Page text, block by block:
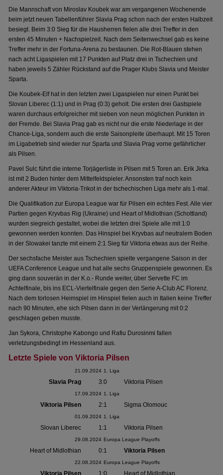
Die Mannschaft von Miroslav Koubek war am vergangenen Wochenende
beim jetzt neuen Tabellenführer Slavia Prag schon nach der ersten Halbzeit
besiegt. Beim 3:0 Sieg für die Hausherren fielen alle drei Treffer in den
ersten 45 Minuten + Nachspielzeit. Nach dem Seitenwechsel gab es keine
Treffer mehr in der Fortuna-Arena zu bestaunen. Die Rot-Blauen stehen
nach acht Ligaspielen mit 17 Punkten auf Platz drei in Tschechien und
haben jeweils 5 Zähler Rückstand auf die Prager Klubs Slavia und Meister
Sparta.
Die Koubek-Elf hat in den letzten zwei Ligaspielen nur einen Punkt bei
Slovan Liberec (1:1) und in Prag (0:3) geholt. Die ersten drei Gastspiele
waren durchaus erfolgreicher mit sieben von neun möglichen Punkten in
der Fremde. Bei Slavia Prag gab es nicht nur die erste Niederlage in der
Chance-Liga, sondern auch die erste Saisonpleite überhaupt. Mit 15 Toren
im Ligabetrieb sind wieder nur Sparta und Slavia Prag vorne gefährlicher
als Pilsen.
Pavel Sulc führt die interne Torjägerliste in Pilsen mit 5 Toren an. Erik Jirka
ist mit 2 Buden hinter dem Mittelfeldspieler. Ansonsten traf noch kein
anderer Akteur im Viktoria-Trikot in der tschechischen Liga mehr als 1-mal.
Die Qualifikation zur Europa League war für Pilsen ein echtes Fest. Alle vier
Partien gegen Kryvbas Rig (Ukraine) und Heart of Midlothian (Schottland)
wurden siegreich gestaltet, wobei die letzten drei Spiele alle mit 1:0
gewonnen werden konnten. Das Hinspiel bei Kryvbas auf neutralem Boden
in der Slowakei tanzte mit einem 2:1 Sieg für Viktoria etwas aus der Reihe.
Der sechsfache Meister aus Tschechien spielte vergangene Saison in der
UEFA Conference League und hat alle sechs Gruppenspiele gewonnen. Es
ging dann souverän in der K.o.- Runde weiter, über Servette FC im
Achtelfinale, bis ins ECL-Viertelfinale gegen den Serie A-Club AC Florenz.
Nach dem torlosen Heimspiel im Hinspiel fielen auch in Italien keine Treffer
nach 90 Minuten, ehe sich Pilsen dann in der Verlängerung mit 0:2
geschlagen geben musste.
Jan Sykora, Christophe Kabongo und Rafiu Durosinmi fallen
verletzungsbedingt im Hessenland aus.
Letzte Spiele von Viktoria Pilsen
21.09.2024 1. Liga
Slavia Prag 3:0 Viktoria Pilsen
17.09.2024 1. Liga
Viktoria Pilsen 2:1 Sigma Olomouc
01.09.2024 1. Liga
Slovan Liberec 1:1 Viktoria Pilsen
29.08.2024 Europa League Playoffs
Heart of Midlothian 0:1 Viktoria Pilsen
22.08.2024 Europa League Playoffs
Viktoria Pilsen 1:0 Heart of Midlothian